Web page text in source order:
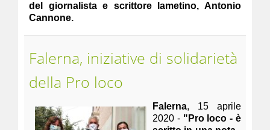
del giornalista e scrittore lametino, Antonio
Cannone.
Falerna, iniziative di solidarietà
della Pro loco
Falerna, 15 aprile
2020 - "Pro loco - è